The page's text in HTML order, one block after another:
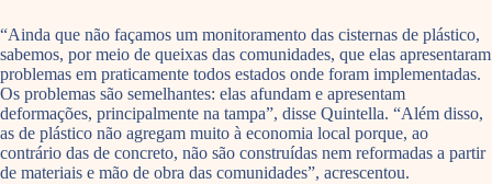
“Ainda que não façamos um monitoramento das cisternas de plástico,
sabemos, por meio de queixas das comunidades, que elas apresentaram
problemas em praticamente todos estados onde foram implementadas.
Os problemas são semelhantes: elas afundam e apresentam
deformações, principalmente na tampa”, disse Quintella. “Além disso,
as de plástico não agregam muito à economia local porque, ao
contrário das de concreto, não são construídas nem reformadas a partir
de materiais e mão de obra das comunidades”, acrescentou.